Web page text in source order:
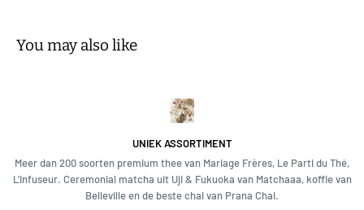
You may also like
UNIEK ASSORTIMENT
Meer dan 200 soorten premium thee van Mariage Frères, Le Parti du Thé,
L'Infuseur. Ceremonial matcha uit Uji & Fukuoka van Matchaaa, koffie van
Belleville en de beste chai van Prana Chai.